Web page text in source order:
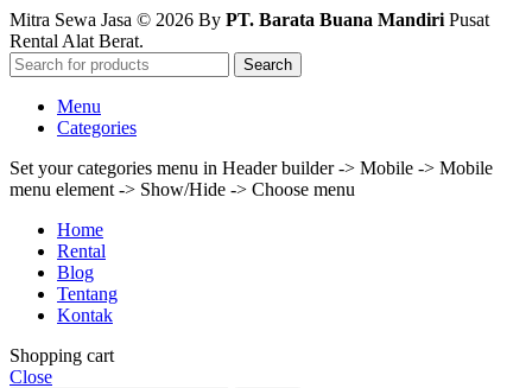
Mitra Sewa Jasa © 2026 By PT. Barata Buana Mandiri Pusat
Rental Alat Berat.
Search
Menu
Categories
Set your categories menu in Header builder -> Mobile -> Mobile
menu element -> Show/Hide -> Choose menu
Home
Rental
Blog
Tentang
Kontak
Shopping cart
Close